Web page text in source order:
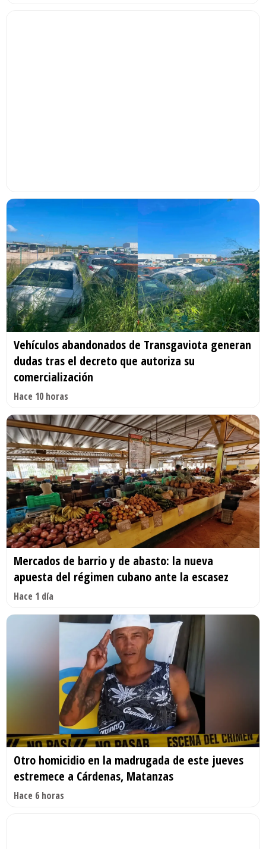
Vehículos abandonados de Transgaviota generan
dudas tras el decreto que autoriza su
comercialización
Hace 10 horas
Mercados de barrio y de abasto: la nueva
apuesta del régimen cubano ante la escasez
Hace 1 día
Otro homicidio en la madrugada de este jueves
estremece a Cárdenas, Matanzas
Hace 6 horas